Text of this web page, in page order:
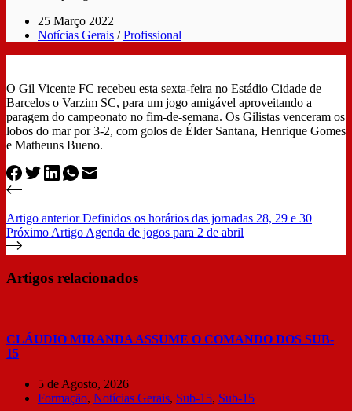
25 Março 2022
Notícias Gerais /Profissional
O Gil Vicente FC recebeu esta sexta-feira no Estádio Cidade de
Barcelos o Varzim SC, para um jogo amigável aproveitando a
paragem do campeonato no fim-de-semana. Os Gilistas venceram os
lobos do mar por 3-2, com golos de Élder Santana, Henrique Gomes
e Matheuns Bueno.
Artigo anteriorDefinidos os horários das jornadas 28, 29 e 30
Próximo Artigo Agenda de jogos para 2 de abril
Artigos relacionados
CLÁUDIO MIRANDA ASSUME O COMANDO DOS SUB-
15
5 de Agosto, 2026
Formação, Notícias Gerais, Sub-15, Sub-15